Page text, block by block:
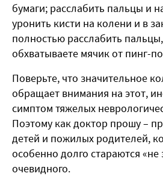
бумаги; расслабить пальцы и
уронить кисти на колени и в
полностью расслабить
обхватываете мячик от пинг-
Поверьте, что значительное
обращает внимания на этот,
симптом тяжелых
Поэтому как доктор прошу –
детей и пожилых родителей,
особенно долго стараются «не
очевидного.